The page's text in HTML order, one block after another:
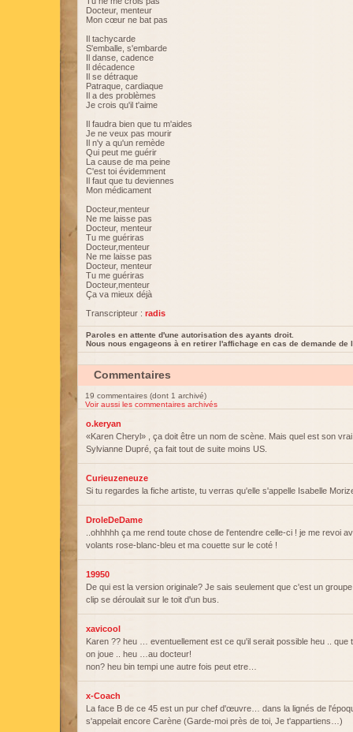
Docteur, menteur
Mon cœur ne bat pas
Il tachycarde
S'emballe, s'embarde
Il danse, cadence
Il décadence
Il se détraque
Patraque, cardiaque
Il a des problèmes
Je crois qu'il t'aime
Il faudra bien que tu m'aides
Je ne veux pas mourir
Il n'y a qu'un remède
Qui peut me guérir
La cause de ma peine
C'est toi évidemment
Il faut que tu deviennes
Mon médicament
Docteur,menteur
Ne me laisse pas
Docteur, menteur
Tu me guériras
Docteur,menteur
Ne me laisse pas
Docteur, menteur
Tu me guériras
Docteur,menteur
Ça va mieux déjà
Transcripteur : radis
Paroles en attente d'une autorisation des ayants droit.
Nous nous engageons à en retirer l'affichage en cas de demande de
Commentaires
19 commentaires (dont 1 archivé)
Voir aussi les commentaires archivés
o.keryan
«Karen Cheryl» , ça doit être un nom de scène. Mais quel est son
Sylvianne Dupré, ça fait tout de suite moins US.
Curieuzeneuze
Si tu regardes la fiche artiste, tu verras qu'elle s'appelle Isabelle
DroleDeDame
..ohhhhh ça me rend toute chose de l'entendre celle-ci ! je me revoi
volants rose-blanc-bleu et ma couette sur le coté !
19950
De qui est la version originale? Je sais seulement que c'est un
clip se déroulait sur le toit d'un bus.
xavicool
Karen ?? heu … eventuellement est ce qu'il serait possible heu ..
on joue .. heu …au docteur!
non? heu bin tempi une autre fois peut etre…
x-Coach
La face B de ce 45 est un pur chef d'œuvre… dans la lignés de
s'appelait encore Carène (Garde-moi près de toi, Je t'appartiens…)